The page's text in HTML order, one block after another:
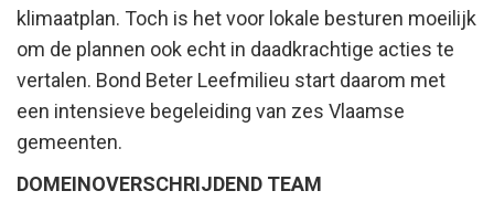
klimaatplan. Toch is het voor lokale besturen moeilijk
om de plannen ook echt in daadkrachtige acties te
vertalen. Bond Beter Leefmilieu start daarom met
een intensieve begeleiding van zes Vlaamse
gemeenten.
DOMEINOVERSCHRIJDEND TEAM